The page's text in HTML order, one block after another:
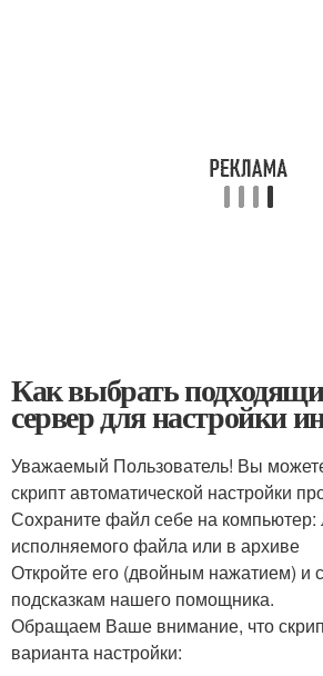
Как выбрать
сервер для настройки
Уважаемый Пользователь! Вы
скрипт автоматической настройки
Сохраните файл себе на
исполняемого файла или в архиве
Откройте его (двойным нажатием) и
подсказкам нашего помощника.
Обращаем Ваше внимание, что
варианта настройки: